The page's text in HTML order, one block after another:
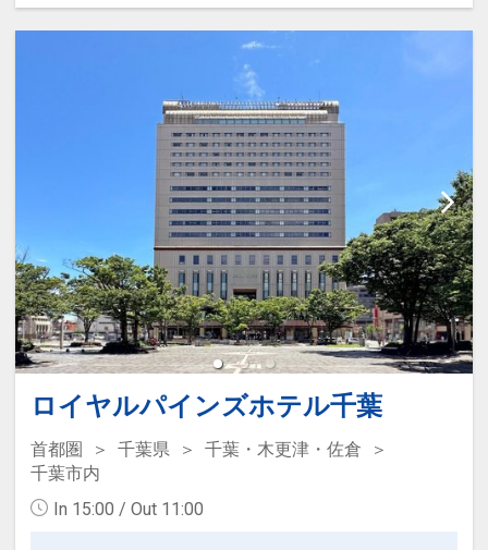
ここがポイント！
●お部屋にミネラルウォーターをご用
意！（１泊あたり／おひとり様につき１
※旅行代金に含まれます。
「食事なしプラン」と「朝食付プラン」
をご用意しています。
●「食事なしプラン」と「朝食付プラ
ン」を掲載しています。
件】の項目でご確認のうえ、予約にお進
み下さい。
ロイヤルパインズホテル千葉
首都圏 千葉県
千葉・木更津・佐倉
千葉市内
In 15:00 / Out 11:00